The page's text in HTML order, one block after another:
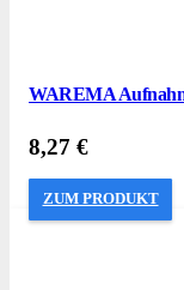
WAREMA
8,27 €
ZUM PRODUKT